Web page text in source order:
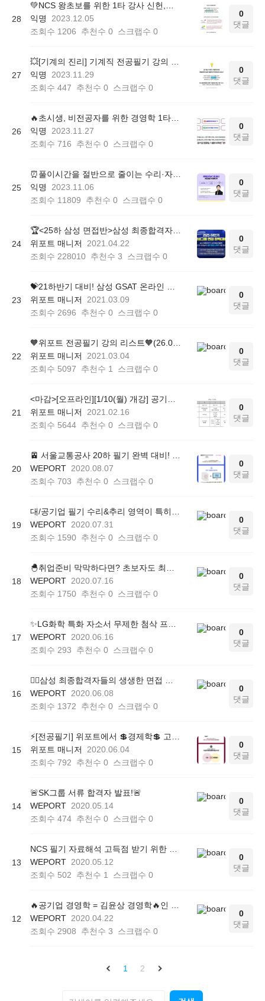
28
익명
2023.12.05
조회수 1206 추천수 0 스크랩수 0
0
댓글
27
익명
2023.11.29
조회수 447 추천수 0 스크랩수 0
0
댓글
26
익명
2023.11.27
조회수 716 추천수 0 스크랩수 0
0
댓글
25
익명
2023.11.06
조회수 11809 추천수 0 스크랩수 0
0
댓글
24
위포트 매니저
2021.04.22
조회수 228010 추천수 3 스크랩수 0
0
댓글
23
위포트 매니저
2021.03.09
조회수 2696 추천수 0 스크랩수 0
0
댓글
22
위포트 매니저
2021.03.04
조회수 5097 추천수 1 스크랩수 0
0
댓글
21
위포트 매니저
2021.02.16
조회수 5644 추천수 0 스크랩수 0
0
댓글
20
WEPORT 2020.08.07
조회수 703 추천수 0 스크랩수 0
0
댓글
19
WEPORT 2020.07.31
조회수 1590 추천수 0 스크랩수 0
0
댓글
18
WEPORT 2020.07.16
조회수 1750 추천수 0 스크랩수 0
0
댓글
17
WEPORT 2020.06.16
조회수 293 추천수 0 스크랩수 0
0
댓글
16
WEPORT 2020.06.08
조회수 1372 추천수 0 스크랩수 0
0
댓글
15
위포트 매니저
2020.06.04
조회수 792 추천수 0 스크랩수 0
0
댓글
14
🚨SK그룹 서류 합격자 발표!🚨
WEPORT 2020.05.14
조회수 474 추천수 0 스크랩수 0
0
댓글
13
WEPORT 2020.05.12
조회수 502 추천수 1 스크랩수 0
0
댓글
12
WEPORT 2020.04.22
조회수 2908 추천수 3 스크랩수 0
0
댓글
1 2